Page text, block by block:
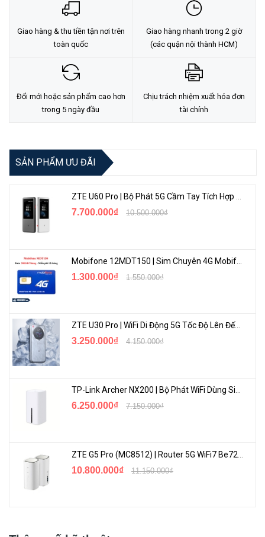
TP-Link VIGI C440Icó độ phân giải 4MP cùng hồng ngoại ban
đêm lên đến 30 mét, mang đến hình ảnh chi tiết, sắc nét.
Thuật Toán Phân Biệt Người Và Phương Tiện
TP-Link VIGI C440I
báo động khi có phát hiện chuyển động.
Giao hàng & thu tiền tận nơi trên
toàn quốc
Giao hàng nhanh trong 2 giờ
(các quận nội thành HCM)
Đổi mới hoặc sản phẩm cao hơn
trong 5 ngày đầu
Chịu trách nhiệm xuất hóa đơn
tài chính
SẢN PHẨM ƯU ĐÃI
ZTE U60 Pro | Bộ Phát 5G Cầm Tay Tích Hợp Công Nghệ WiFi 7, Pin 10000mAh
7.700.000₫ 10.500.000₫
1.300.000₫ 1.550.000₫
ZTE U30 Pro | WiFi Di Động 5G Tốc Độ Lên Đến 500Mbps, Màn Hình Cảm Ứng
3.250.000₫ 4.150.000₫
6.250.000₫ 7.150.000₫
10.800.000₫ 11.150.000₫